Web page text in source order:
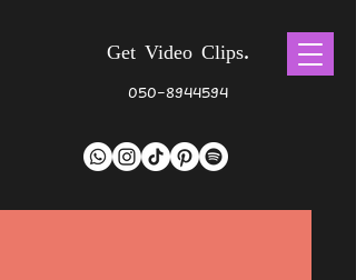
Get Video Clips.
050-8944594